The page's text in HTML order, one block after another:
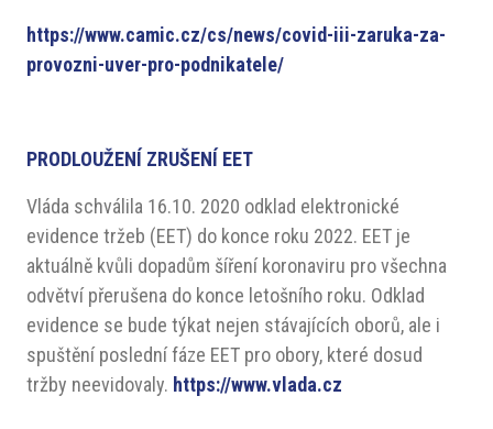
https://www.camic.cz/cs/news/covid-iii-zaruka-za-
provozni-uver-pro-podnikatele/
PRODLOUŽENÍ ZRUŠENÍ EET
Vláda schválila 16.10. 2020 odklad elektronické
evidence tržeb (EET) do konce roku 2022. EET je
aktuálně kvůli dopadům šíření koronaviru pro všechna
odvětví přerušena do konce letošního roku. Odklad
evidence se bude týkat nejen stávajících oborů, ale i
spuštění poslední fáze EET pro obory, které dosud
tržby neevidovaly. https://www.vlada.cz